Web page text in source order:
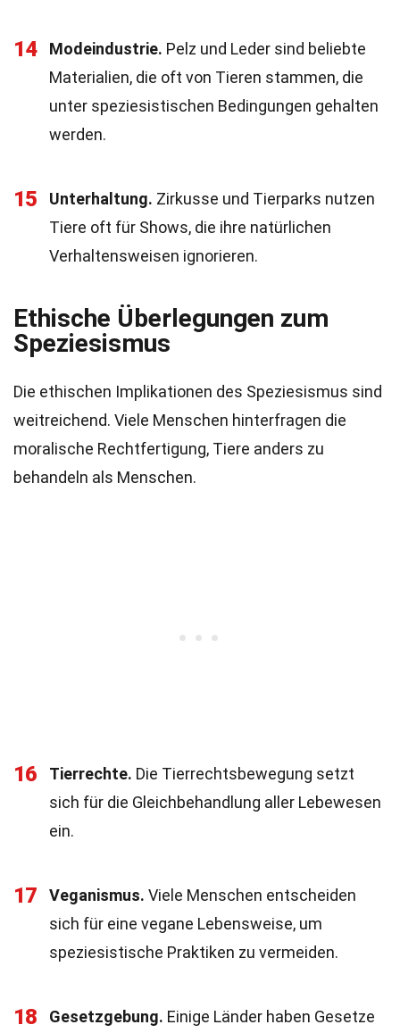
14 Modeindustrie. Pelz und Leder sind beliebte
Materialien, die oft von Tieren stammen, die
unter speziesistischen Bedingungen gehalten
werden.
15 Unterhaltung. Zirkusse und Tierparks nutzen
Tiere oft für Shows, die ihre natürlichen
Verhaltensweisen ignorieren.
Ethische Überlegungen zum
Speziesismus
Die ethischen Implikationen des Speziesismus sind
weitreichend. Viele Menschen hinterfragen die
moralische Rechtfertigung, Tiere anders zu
behandeln als Menschen.
16 Tierrechte. Die Tierrechtsbewegung setzt
sich für die Gleichbehandlung aller Lebewesen
ein.
17 Veganismus. Viele Menschen entscheiden
sich für eine vegane Lebensweise, um
speziesistische Praktiken zu vermeiden.
18 Gesetzgebung. Einige Länder haben Gesetze